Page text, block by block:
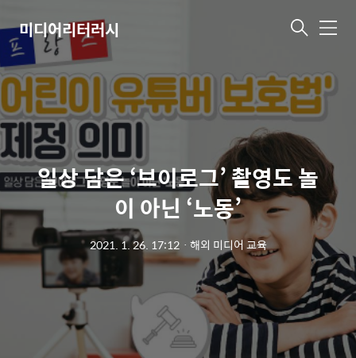
미디어리터러시 메
일상 담은 ‘브이로그’ 촬영도 놀
이 아닌 ‘노동’
2021. 1. 26. 17:12ㆍ 해외 미디어 교육